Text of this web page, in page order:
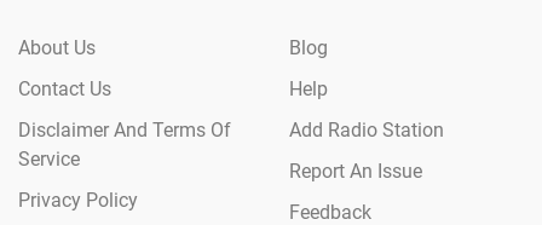
About Us
Contact Us
Disclaimer And Terms Of
Service
Privacy Policy
Blog
Help
Add Radio Station
Report An Issue
Feedback